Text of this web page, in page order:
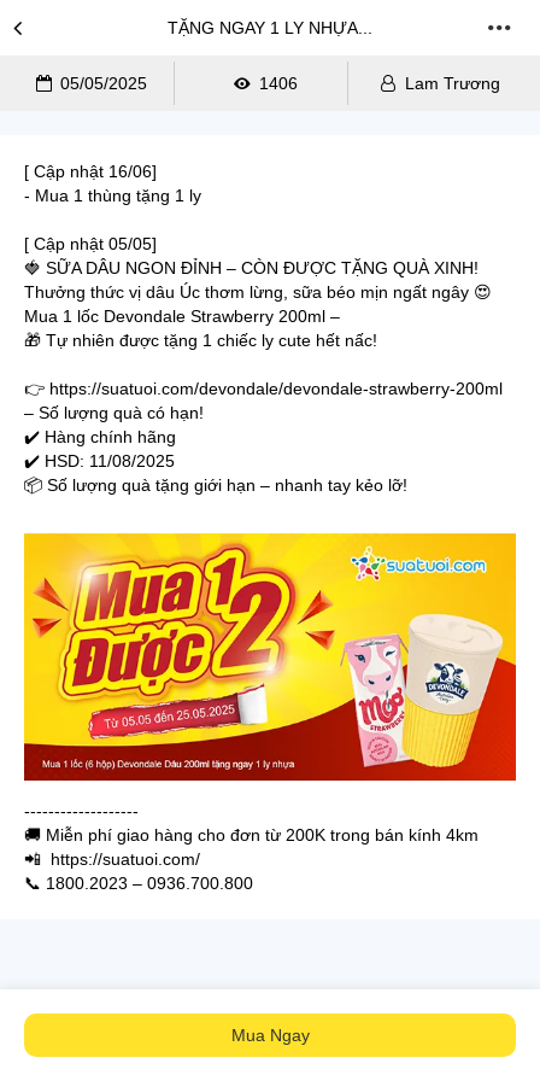
TẶNG NGAY 1 LY NHỰA...
05/05/2025 1406 Lam Trương
[ Cập nhật 16/06]
- Mua 1 thùng tặng 1 ly
[ Cập nhật 05/05]
🍓 SỮA DÂU NGON ĐỈNH – CÒN ĐƯỢC TẶNG QUÀ XINH!
Thưởng thức vị dâu Úc thơm lừng, sữa béo mịn ngất ngây 😍
Mua 1 lốc Devondale Strawberry 200ml –
🎁 Tự nhiên được tặng 1 chiếc ly cute hết nấc!
👉 https://suatuoi.com/devondale/devondale-strawberry-200ml
– Số lượng quà có hạn!
✔️ Hàng chính hãng
✔️ HSD: 11/08/2025
📦 Số lượng quà tặng giới hạn – nhanh tay kẻo lỡ!
-------------------
🚚 Miễn phí giao hàng cho đơn từ 200K trong bán kính 4km
📲 https://suatuoi.com/
📞 1800.2023 – 0936.700.800
Mua Ngay